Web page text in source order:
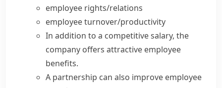
employee rights/relations
employee turnover/productivity
In addition to a competitive salary, the
company offers attractive employee
benefits.
A partnership can also improve employee